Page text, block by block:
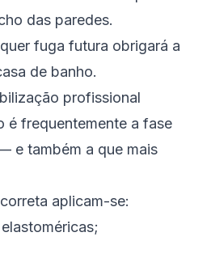
das paredes.
fuga futura obrigará a
de banho.
profissional
é frequentemente a fase
e também a que mais
aplicam-se: